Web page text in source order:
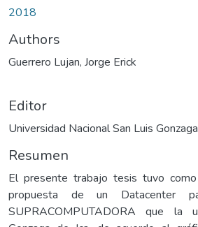
2018
Authors
Guerrero Lujan, Jorge Erick
Editor
Universidad Nacional San Luis
Resumen
El presente trabajo tesis tuvo
propuesta de un Datacenter
SUPRACOMPUTADORA que la